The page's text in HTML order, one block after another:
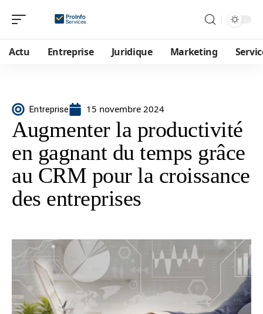
Actu Entreprise Juridique Marketing
Entreprise 15 novembre 2024
Augmenter la productivité
en gagnant du temps grâce
au CRM pour la croissance
des entreprises